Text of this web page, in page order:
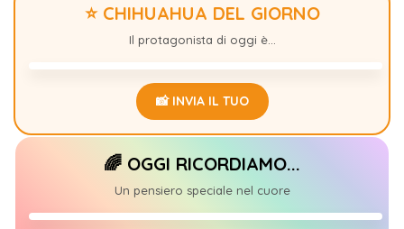
⭐ CHIHUAHUA DEL GIORNO
Il protagonista di oggi è...
📸 INVIA IL TUO
🌈 OGGI RICORDIAMO...
Un pensiero speciale nel cuore